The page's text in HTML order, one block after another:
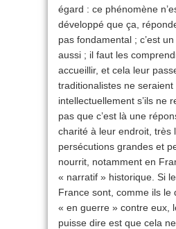
égard : ce phénomène
développé que ça,
pas fondamental ; c’est
aussi ; il faut les
accueillir, et cela leur
traditionalistes ne
intellectuellement s’ils ne
pas que c’est là une
charité à leur endroit, très
persécutions grandes et
nourrit, notamment en
« narratif » historique. Si
France sont, comme ils le
« en guerre » contre eux,
puisse dire est que cela